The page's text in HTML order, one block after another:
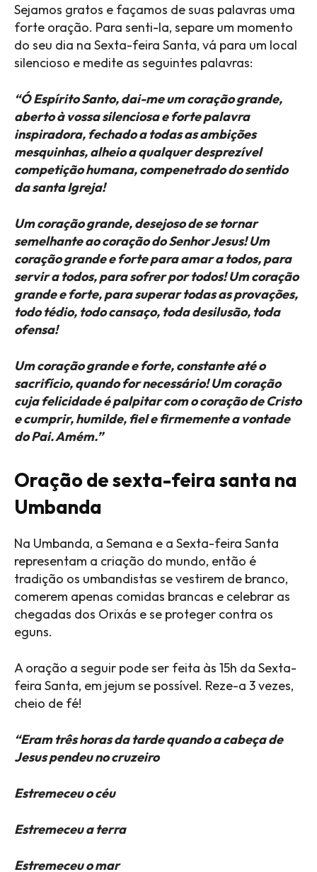
Sejamos gratos e façamos de suas palavras uma
forte oração. Para senti-la, separe um momento
do seu dia na Sexta-feira Santa, vá para um local
silencioso e medite as seguintes palavras:
“Ó Espírito Santo, dai-me um coração grande,
aberto à vossa silenciosa e forte palavra
inspiradora, fechado a todas as ambições
mesquinhas, alheio a qualquer desprezível
competição humana, compenetrado do sentido
da santa Igreja!
Um coração grande, desejoso de se tornar
semelhante ao coração do Senhor Jesus! Um
coração grande e forte para amar a todos, para
servir a todos, para sofrer por todos! Um coração
grande e forte, para superar todas as provações,
todo tédio, todo cansaço, toda desilusão, toda
ofensa!
Um coração grande e forte, constante até o
sacrifício, quando for necessário! Um coração
cuja felicidade é palpitar com o coração de Cristo
e cumprir, humilde, fiel e firmemente a vontade
do Pai. Amém.”
Oração de sexta-feira santa na
Umbanda
Na Umbanda, a Semana e a Sexta-feira Santa
representam a criação do mundo, então é
tradição os umbandistas se vestirem de branco,
comerem apenas comidas brancas e celebrar as
chegadas dos Orixás e se proteger contra os
eguns.
A oração a seguir pode ser feita às 15h da Sexta-
feira Santa, em jejum se possível. Reze-a 3 vezes,
cheio de fé!
“Eram três horas da tarde quando a cabeça de
Jesus pendeu no cruzeiro
Estremeceu o céu
Estremeceu a terra
Estremeceu o mar